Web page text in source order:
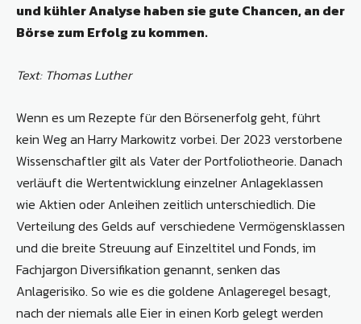
und kühler Analyse haben sie gute Chancen, an der
Börse zum Erfolg zu kommen.
Text: Thomas Luther
Wenn es um Rezepte für den Börsenerfolg geht, führt
kein Weg an Harry Markowitz vorbei. Der 2023 verstorbene
Wissenschaftler gilt als Vater der Portfoliotheorie. Danach
verläuft die Wertentwicklung einzelner Anlageklassen
wie Aktien oder Anleihen zeitlich unterschiedlich. Die
Verteilung des Gelds auf verschiedene Vermögensklassen
und die breite Streuung auf Einzeltitel und Fonds, im
Fachjargon Diversifikation genannt, senken das
Anlagerisiko. So wie es die goldene Anlageregel besagt,
nach der niemals alle Eier in einen Korb gelegt werden